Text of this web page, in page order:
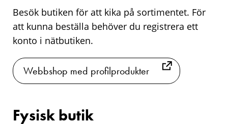
Besök butiken för att kika på sortimentet. För
att kunna beställa behöver du registrera ett
konto i nätbutiken.
Webbshop med profilprodukter
Fysisk butik